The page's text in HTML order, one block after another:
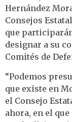
Hernández
Consejos
que
designar a su
Comités de
“Podemos
que existe en
el Consejo
ahora, en el